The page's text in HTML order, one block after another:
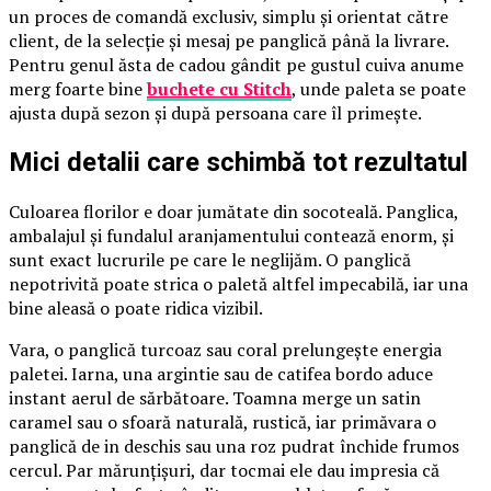
un proces de comandă exclusiv, simplu și orientat către
client, de la selecție și mesaj pe panglică până la livrare.
Pentru genul ăsta de cadou gândit pe gustul cuiva anume
merg foarte binebuchete cu Stitch, unde paleta se poate
ajusta după sezon și după persoana care îl primește.
Mici detalii care schimbă tot rezultatul
Culoarea florilor e doar jumătate din socoteală. Panglica,
ambalajul și fundalul aranjamentului contează enorm, și
sunt exact lucrurile pe care le neglijăm. O panglică
nepotrivită poate strica o paletă altfel impecabilă, iar una
bine aleasă o poate ridica vizibil.
Vara, o panglică turcoaz sau coral prelungește energia
paletei. Iarna, una argintie sau de catifea bordo aduce
instant aerul de sărbătoare. Toamna merge un satin
caramel sau o sfoară naturală, rustică, iar primăvara o
panglică de in deschis sau una roz pudrat închide frumos
cercul. Par mărunțișuri, dar tocmai ele dau impresia că